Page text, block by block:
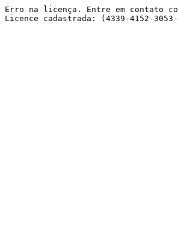
Erro na licença. Entre em contato
Licence cadastrada: (4339-4152-